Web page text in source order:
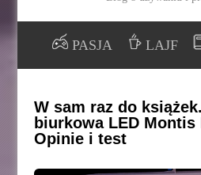
PASJA LAJF
W sam raz do
biurkowa LED Montis
Opinie i test